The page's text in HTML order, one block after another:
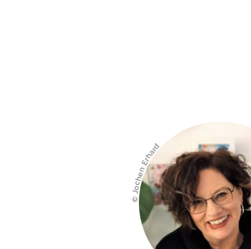
© Jochen Erhard